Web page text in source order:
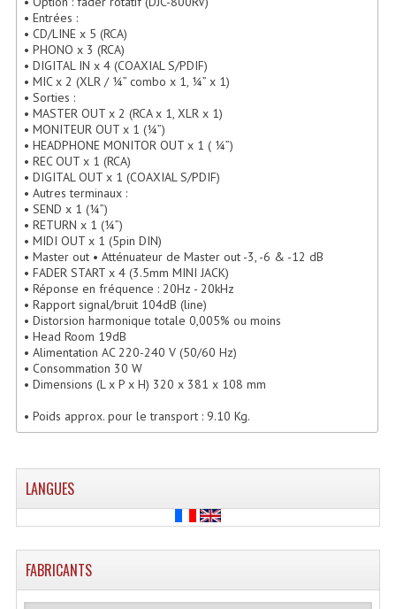
Lecteurs Cd À Plats Lecteur MP3
Lecteurs Double Cd Mixage Intégrée
Lecteurs Double Cd MP3
Lecteurs Lasers Simple Et Mp3 (rack 19")
Digital Package Et Logiciel
Enregistreur Numérique
Platines Dvd Pour Dj
Limiteur De Niveau Sonore
Microphones Scène Et Studio
Micro Sans Fil HF UHF 800MHZ
Microphones De Surface
• Entrées :
• CD/LINE x 5 (RCA)
• PHONO x 3 (RCA)
• DIGITAL IN x 4 (COAXIAL S/PDIF)
• MIC x 2 (XLR / ¼” combo x 1, ¼” x 1)
• Sorties :
• MASTER OUT x 2 (RCA x 1, XLR x 1)
• MONITEUR OUT x 1 (¼”)
• HEADPHONE MONITOR OUT x 1 ( ¼”)
• REC OUT x 1 (RCA)
• DIGITAL OUT x 1 (COAXIAL S/PDIF)
• Autres terminaux :
• SEND x 1 (¼”)
• RETURN x 1 (¼”)
• MIDI OUT x 1 (5pin DIN)
• Master out • Atténuateur de Master out -3, -6 & -12 dB
• FADER START x 4 (3.5mm MINI JACK)
• Réponse en fréquence : 20Hz - 20kHz
• Rapport signal/bruit 104dB (line)
• Distorsion harmonique totale 0,005% ou moins
• Head Room 19dB
• Alimentation AC 220-240 V (50/60 Hz)
• Consommation 30 W
• Dimensions (L x P x H) 320 x 381 x 108 mm
• Poids approx. pour le transport : 9.10 Kg.
LANGUES
FABRICANTS